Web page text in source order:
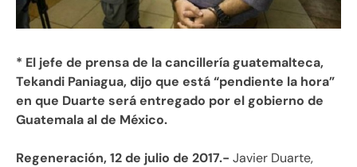
* El jefe de prensa de la cancillería guatemalteca,
Tekandi Paniagua, dijo que está “pendiente la hora”
en que Duarte será entregado por el gobierno de
Guatemala al de México.
Regeneración, 12 de julio de 2017.- Javier Duarte,